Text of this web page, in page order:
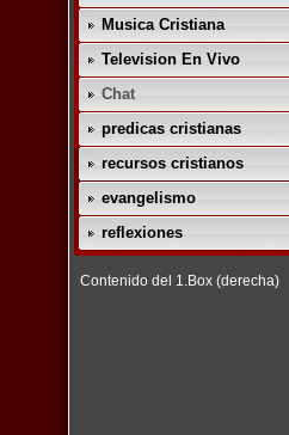
Musica Cristiana
Television En Vivo
Chat
predicas cristianas
recursos cristianos
evangelismo
reflexiones
Contenido del 1.Box (derecha)